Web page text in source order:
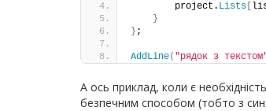
        project.
Lists
}
} ;
AddLine( "рядок з
А ось приклад, коли є
безпечним способом (тобто з